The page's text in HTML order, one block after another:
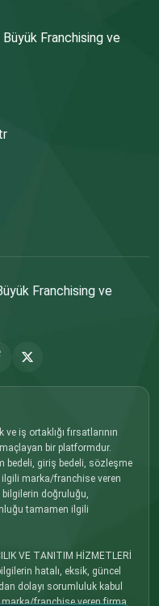
Franchising ve
Franchising ve
iş ortaklığı fırsatlarının
bir platformdur.
bedeli, giriş bedeli, sözleşme
ilgili marka/franchise veren
doğruluğu,
tamamen ilgili
VE TANITIM HİZMETLERİ
hatalı, eksik, güncel
dolayı sorumluluk kabul
marka/franchise veren firma